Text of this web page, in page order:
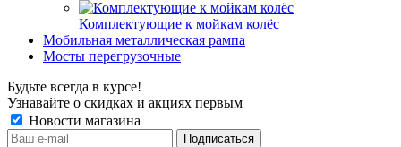
Комплектующие к мойкам колёс
Мобильная металлическая рампа
Мосты перегрузочные
Будьте всегда в курсе!
Узнавайте о скидках и акциях первым
Новости магазина